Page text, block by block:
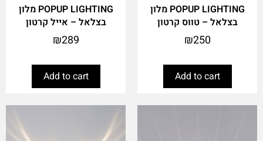
POPUP LIGHTING מלון
בצלאל – טווס קרטון
₪250
Add to cart
POPUP LIGHTING מלון
בצלאל – אייל קרטון
₪289
Add to cart